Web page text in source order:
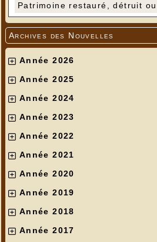
Patrimoine restauré, détruit
Archives des Nouvelles
Année 2026
Année 2025
Année 2024
Année 2023
Année 2022
Année 2021
Année 2020
Année 2019
Année 2018
Année 2017